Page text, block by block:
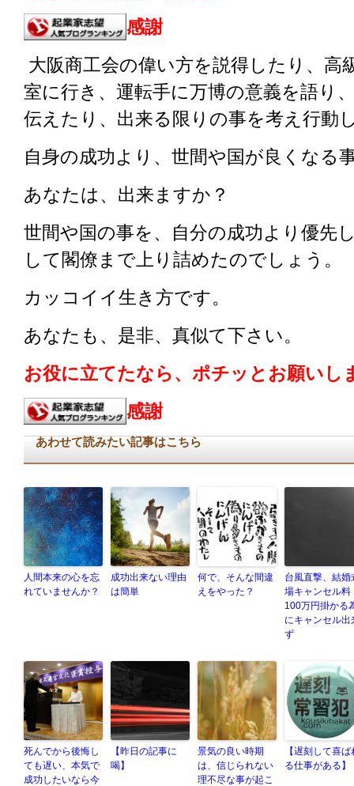
感謝
大阪商工会の偉い方を説得したり、高
室に行き、運転手に万博の意義を語り
伝えたり、出来る限りの事を考え行動
自身の成功より、世間や国が良くなる
あなたは、出来ますか？
世間や国の事を、自分の成功より優先
して閣僚まで上り詰めたのでしょう。
カッコイイ生き方です。
あなたも、是非、真似て下さい。
お役に立てたなら、ポチッとお願いし
感謝
あわせて読みたい記事はこちら
人間本来の心を忘
れていませんか？
成功出来ない理由
は簡単
何で、そんな間違
えをやった？
台風直撃、結婚
場キャンセル料
100万円掛かる
にキャンセル出
ず
死んでから後悔し
ても遅い、本気で
成功したいなら今
【昨日の記事に
喝】
景気の良い時期
は、信じられない
理不尽な事が起こ
【遅刻して喜ば
る仕事がある】